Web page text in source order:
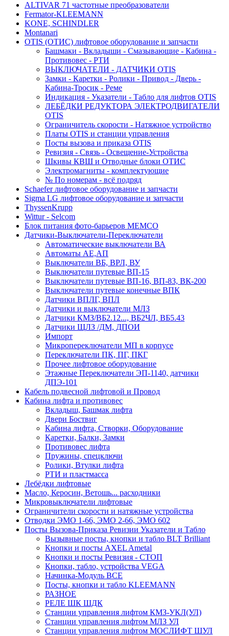
ALTIVAR 71 частотные преобразователи
Fermator-KLEEMANN
KONE, SCHINDLER
Montanari
OTIS (ОТИС) лифтовое оборудование и запчасти
Башмаки - Вкладыши - Смазывающие - Кабина -
Противовес - РТИ
ВЫКЛЮЧАТЕЛИ - ДАТЧИКИ OTIS
Замки - Каретки - Ролики - Привод - Дверь -
Кабина-Тросик - Реме
Индикация - Указатели - Табло для лифтов OTIS
ЛЕБЁДКИ РЕДУКТОРА ЭЛЕКТРОДВИГАТЕЛИ
OTIS
Ограничитель скорости - Натяжное устройство
Платы OTIS и станции управления
Посты вызова и приказа OTIS
Ревизия - Связь - Освещение-Устройства
Шкивы КВШ и Отводные блоки ОТИС
Электромагниты - комплектующие
№ По номерам - всё подряд
Schaefer лифтовое оборудование и запчасти
Sigma LG лифтовое оборудование и запчасти
ThyssenKrupp
Wittur - Selcom
Блок питания фото-барьеров MEMCO
Датчики-Выключатели-Переключатели
Автоматические выключатели ВА
Автоматы АЕ,АП
Выключатели ВБ, ВРЛ, ВУ
Выключатели путевые ВП-15
Выключатели путевые ВП-16, ВП-83, ВК-200
Выключатели путевые конечные ВПК
Датчики ВПЛГ, ВПЛ
Датчики и выключатели МЛЗ
Датчики КМЗ/ВБ2.12..., ВБ2ЧЛ, ВБ5.43
Датчики ЩЛЗ /ДМ, ДПОИ
Импорт
Микропереключатели МП в корпусе
Переключатели ПК, ПГ, ПКГ
Прочее лифтовое оборудование
Этажные Переключатели ЭП-1140, датчики
ДПЭ-101
Кабель подвесной лифтовой и Провод
Кабина лифта и противовес
Вкладыш, Башмак лифта
Двери Боствиг
Кабина лифта, Створки, Оборудование
Каретки, Балки, Замки
Противовес лифта
Пружины, спецключи
Ролики, Втулки лифта
РТИ и пластмасса
Лебёдки лифтовые
Масло, Керосин, Ветошь... расходники
Микровыключатели лифтовые
Ограничители скорости и натяжные устройства
Отводки ЭМО 1-66, ЭМО 2-66, ЭМО 602
Посты Вызова-Приказа Ревизии Указатели и Табло
Вызывные посты, кнопки и табло BLT Brilliant
Кнопки и посты AXEL Ametal
Кнопки и посты Ревизия - СТОП
Кнопки, табло, устройства VEGA
Начинка-Модуль ВСЕ
Посты, кнопки и табло KLEEMANN
РАЗНОЕ
РЕЛЕ ШК ШДК
Станции управления лифтом КМЗ-УКЛ(УЛ)
Станции управления лифтом МЛЗ УЛ
Станции управления лифтом МОСЛИФТ ШУЛ